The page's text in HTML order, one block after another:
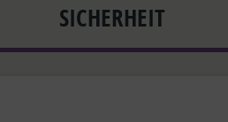
SICHERHEIT